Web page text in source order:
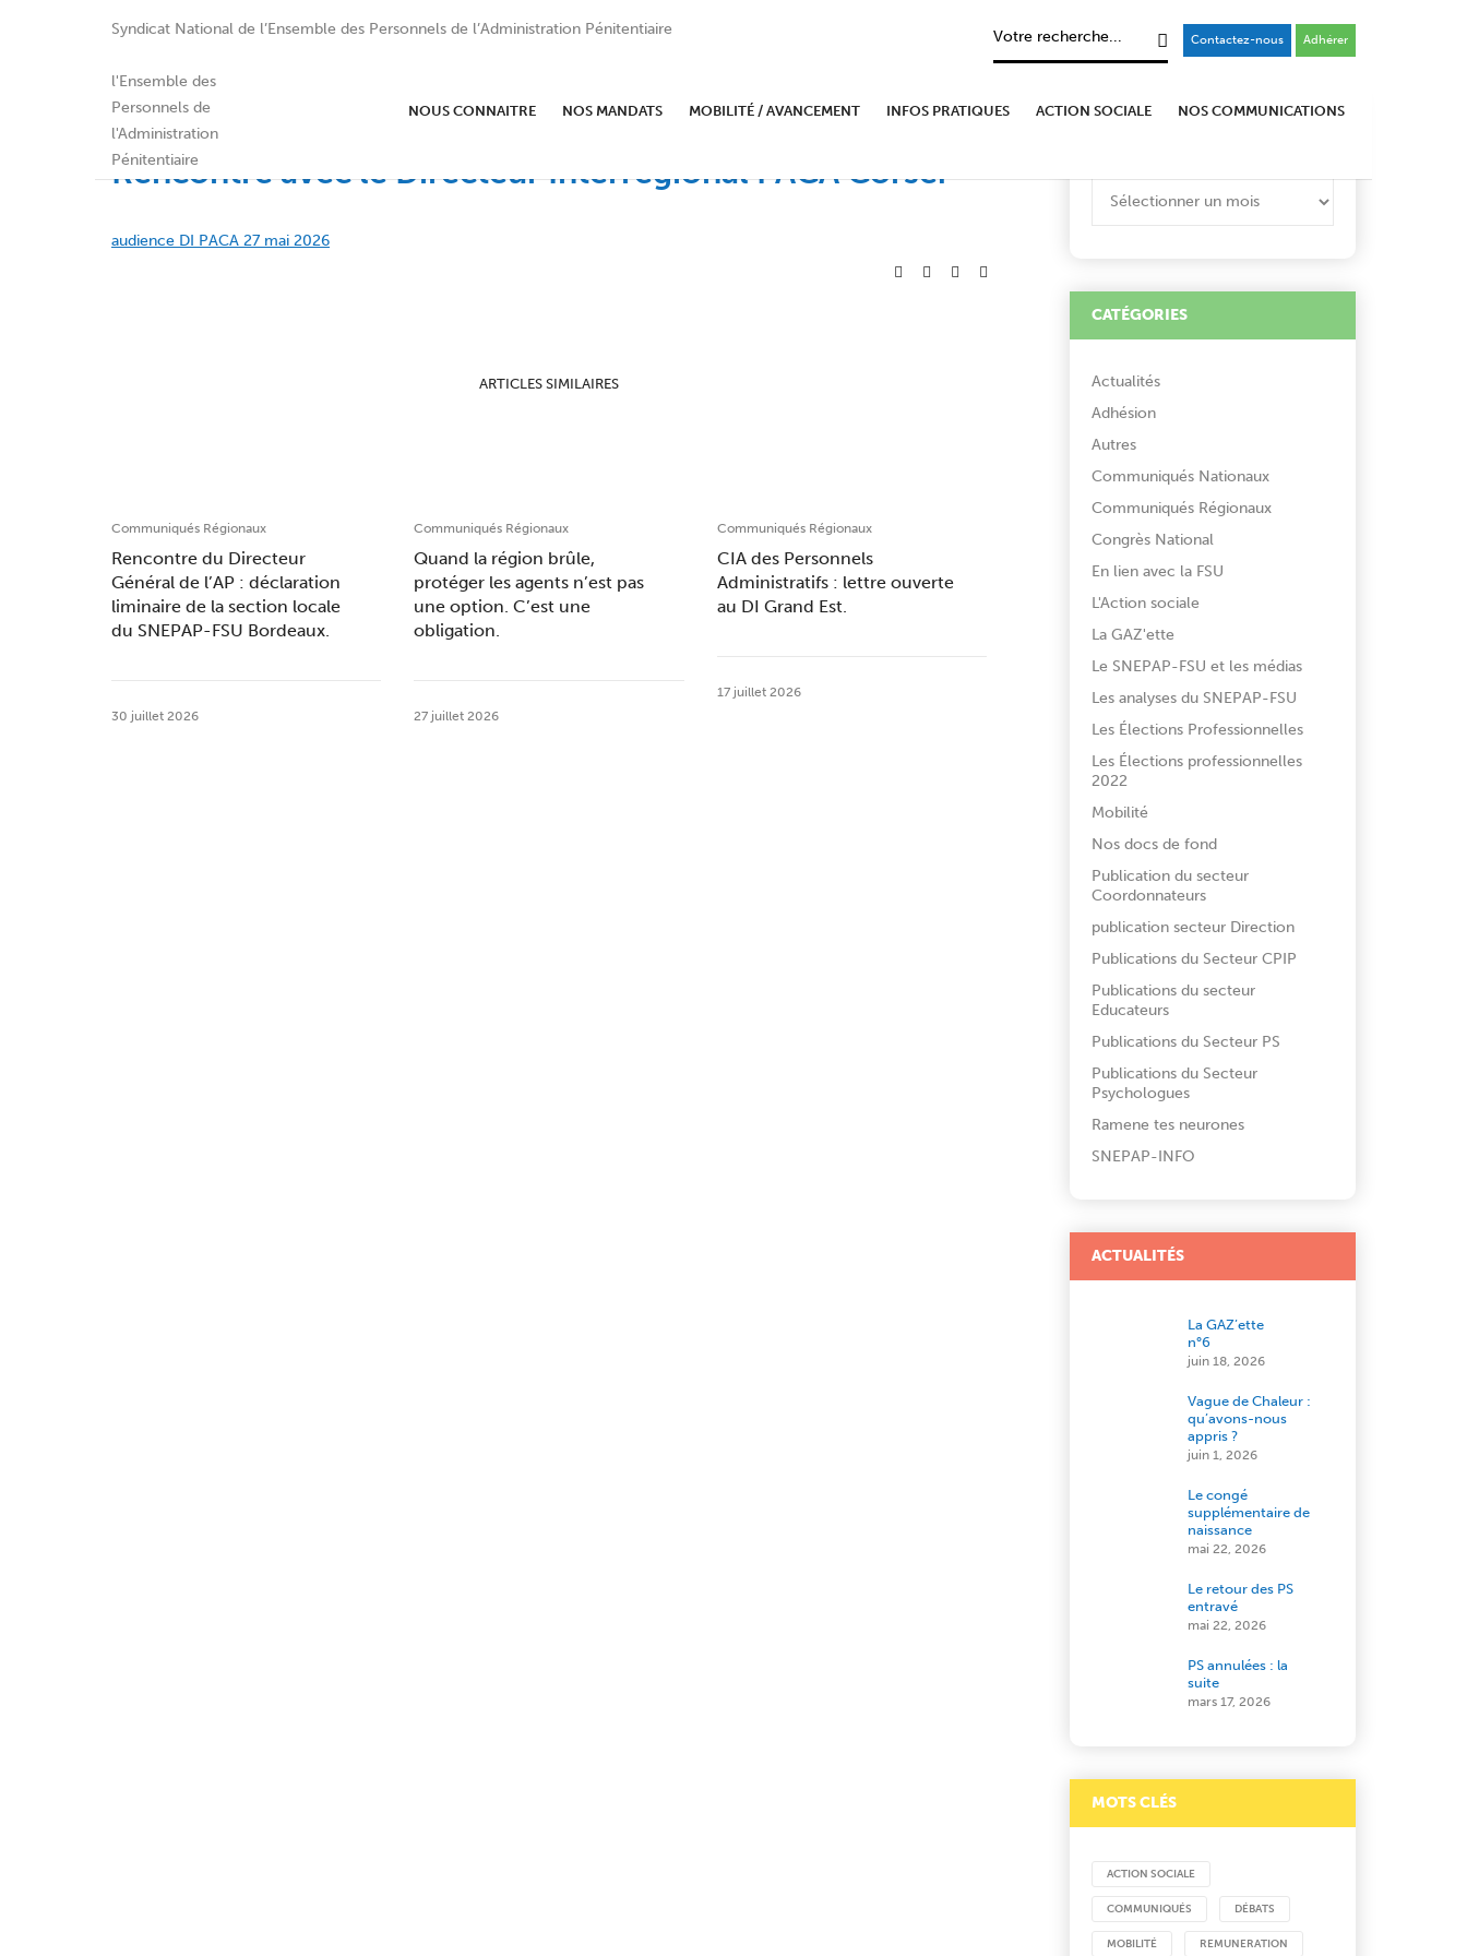
Syndicat National de l’Ensemble des Personnels de l’Administration Pénitentiaire
Contactez-nous Adhérer
NOUS CONNAITRE NOS MANDATS MOBILITÉ / AVANCEMENT INFOS PRATIQUES ACTION SOCIALE NOS COMMUNICATIONS
Rencontre avec le Directeur Interrégional PACA Corse.
audience DI PACA 27 mai 2026
ARTICLES SIMILAIRES
Communiqués Régionaux
Rencontre du Directeur
Général de l’AP : déclaration
liminaire de la section locale
du SNEPAP-FSU Bordeaux.
30 juillet 2026
Communiqués Régionaux
Quand la région brûle,
protéger les agents n’est pas
une option. C’est une
obligation.
27 juillet 2026
Communiqués Régionaux
CIA des Personnels
Administratifs : lettre ouverte
au DI Grand Est.
17 juillet 2026
ARCHIVES
ARCHIVES
CATÉGORIES
Actualités
Adhésion
Autres
Communiqués Nationaux
Communiqués Régionaux
Congrès National
En lien avec la FSU
L'Action sociale
La GAZ'ette
Le SNEPAP-FSU et les médias
Les analyses du SNEPAP-FSU
Les Élections Professionnelles
Les Élections professionnelles
2022
Mobilité
Nos docs de fond
Publication du secteur
Coordonnateurs
publication secteur Direction
Publications du Secteur CPIP
Publications du secteur
Educateurs
Publications du Secteur PS
Publications du Secteur
Psychologues
Ramene tes neurones
SNEPAP-INFO
ACTUALITÉS
La GAZ’ette
n°6
juin 18, 2026
Vague de Chaleur :
qu’avons-nous
appris ?
juin 1, 2026
Le congé
supplémentaire de
naissance
mai 22, 2026
Le retour des PS
entravé
mai 22, 2026
PS annulées : la
suite
mars 17, 2026
MOTS CLÉS
ACTION SOCIALE
COMMUNIQUÉS DÉBATS
MOBILITÉ REMUNERATION